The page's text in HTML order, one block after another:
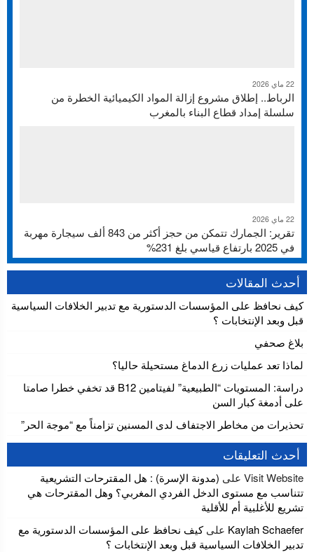
22 ماي 2026
الرباط.. إطلاق مشروع إزالة المواد الكيميائية الخطرة من
سلسلة إمداد قطاع البناء بالمغرب
22 ماي 2026
تقرير: الجمارك تتمكن من حجز أكثر من 843 ألف سيجارة مهربة
في 2025 بارتفاع قياسي بلغ 231%
أحدث المقالات
كيف نحافظ على المؤسسات الدستورية مع تدبير الخلافات السياسية
قبل وبعد الإنتخابات ؟
بلاغ صحفي
لماذا تعد عمليات زرع الدماغ مستحيلة حاليا؟
دراسة: المستويات “الطبيعية” لفيتامين B12 قد تخفي خطرا صامتا
على أدمغة كبار السن
تحذيرات من مخاطر الاجتفاف لدى المسنين تزامناً مع “موجة الحر”
أحدث التعليقات
Visit Website على (مدونة الإسرة) : هل المقترحات التشريعية
تتناسب مع مستوى الدخل الفردي المغربي؟ وهل المقترحات هي
تشريع للأغلبية أم للأقلية
Kaylah Schaefer علىكيف نحافظ على المؤسسات الدستورية مع
تدبير الخلافات السياسية قبل وبعد الإنتخابات ؟